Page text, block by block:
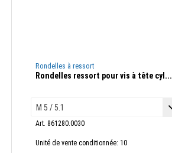
Rondelles à ressort
Rondelles ressort pour vis à tête cyl...
Art. 861280.0030
Unité de vente conditionnée: 10